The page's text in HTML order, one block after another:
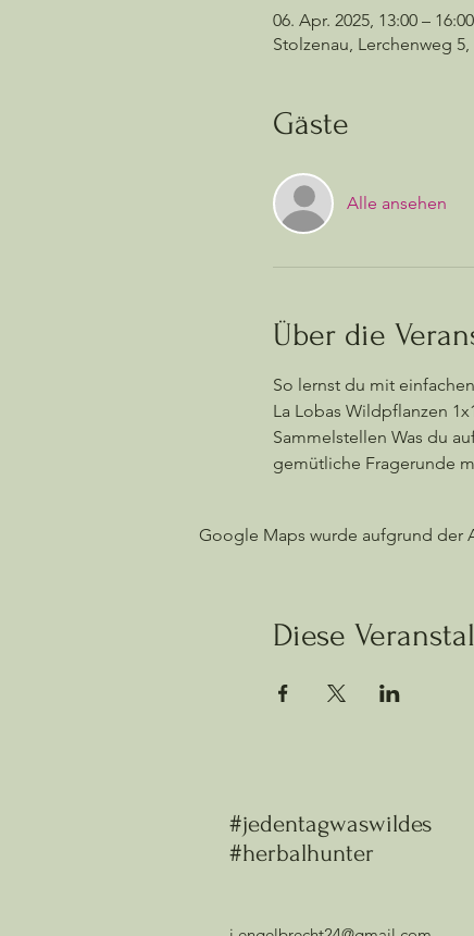
06. Apr. 2025, 13:00 – 16:00
Stolzenau, Lerchenweg 5,
Gäste
Alle ansehen
Über die
So lernst du mit
La Lobas Wildpflanzen
Sammelstellen Was du
gemütliche Fragerunde
Google Maps wurde aufgrund der
Diese
#jedentagwaswildes
#herbalhunter